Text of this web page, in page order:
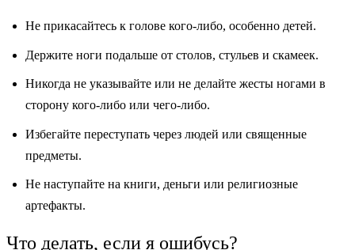
Не прикасайтесь к голове кого-либо, особенно детей.
Держите ноги подальше от столов, стульев и скамеек.
Никогда не указывайте или не делайте жесты ногами в
сторону кого-либо или чего-либо.
Избегайте переступать через людей или священные
предметы.
Не наступайте на книги, деньги или религиозные
артефакты.
Что делать, если я ошибусь?